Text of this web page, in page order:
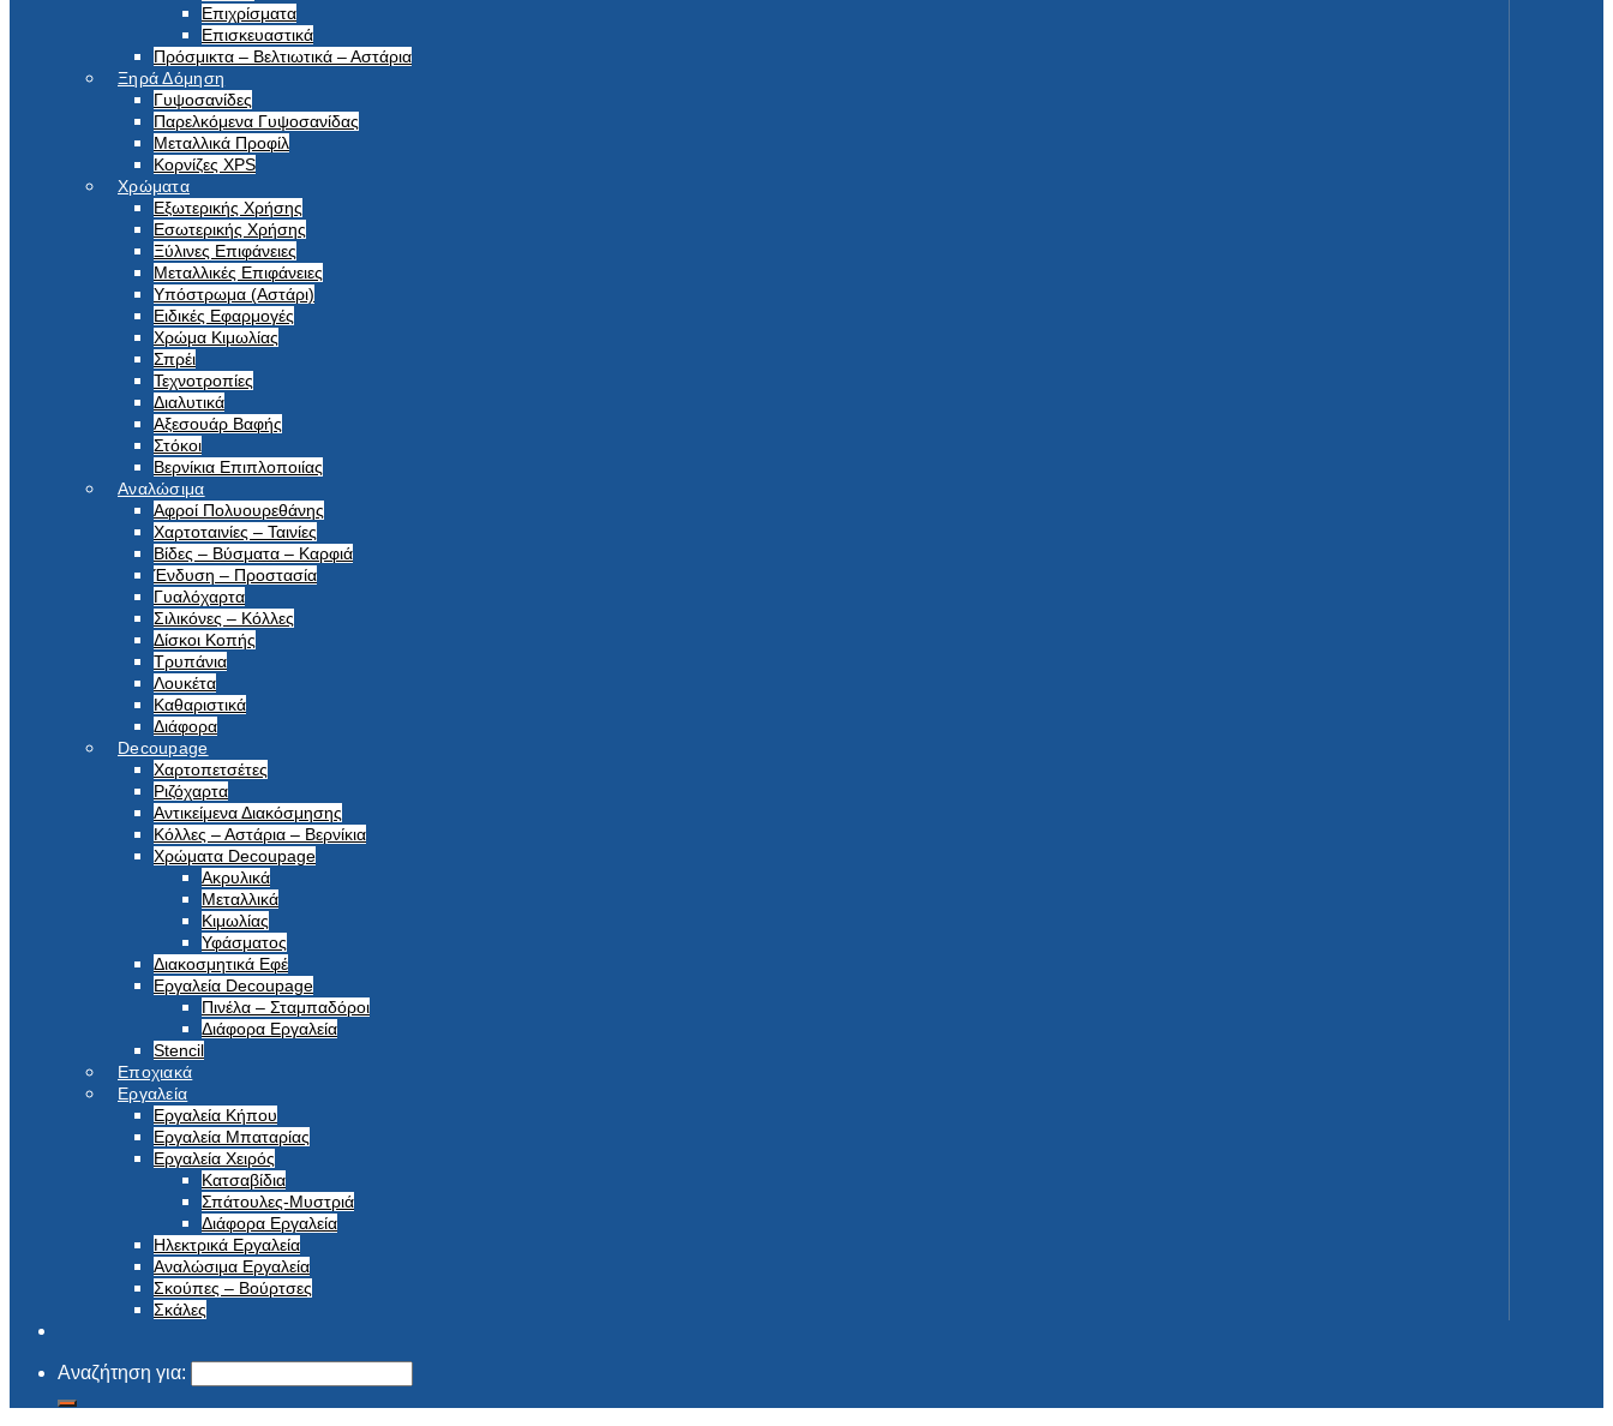
Επιχρίσματα
Επισκευαστικά
Πρόσμικτα – Βελτιωτικά – Αστάρια
Ξηρά Δόμηση
Γυψοσανίδες
Παρελκόμενα Γυψοσανίδας
Μεταλλικά Προφίλ
Κορνίζες XPS
Χρώματα
Εξωτερικής Χρήσης
Εσωτερικής Χρήσης
Ξύλινες Επιφάνειες
Μεταλλικές Επιφάνειες
Υπόστρωμα (Αστάρι)
Ειδικές Εφαρμογές
Χρώμα Κιμωλίας
Σπρέι
Τεχνοτροπίες
Διαλυτικά
Αξεσουάρ Βαφής
Στόκοι
Βερνίκια Επιπλοποιίας
Αναλώσιμα
Αφροί Πολυουρεθάνης
Χαρτοταινίες – Ταινίες
Βίδες – Βύσματα – Καρφιά
Ένδυση – Προστασία
Γυαλόχαρτα
Σιλικόνες – Κόλλες
Δίσκοι Κοπής
Τρυπάνια
Λουκέτα
Καθαριστικά
Διάφορα
Decoupage
Χαρτοπετσέτες
Ριζόχαρτα
Αντικείμενα Διακόσμησης
Κόλλες – Αστάρια – Βερνίκια
Χρώματα Decoupage
Ακρυλικά
Μεταλλικά
Κιμωλίας
Υφάσματος
Διακοσμητικά Εφέ
Εργαλεία Decoupage
Πινέλα – Σταμπαδόροι
Διάφορα Εργαλεία
Stencil
Εποχιακά
Εργαλεία
Εργαλεία Κήπου
Εργαλεία Μπαταρίας
Εργαλεία Χειρός
Κατσαβίδια
Σπάτουλες-Μυστριά
Διάφορα Εργαλεία
Ηλεκτρικά Εργαλεία
Αναλώσιμα Εργαλεία
Σκούπες – Βούρτσες
Σκάλες
Αναζήτηση για: